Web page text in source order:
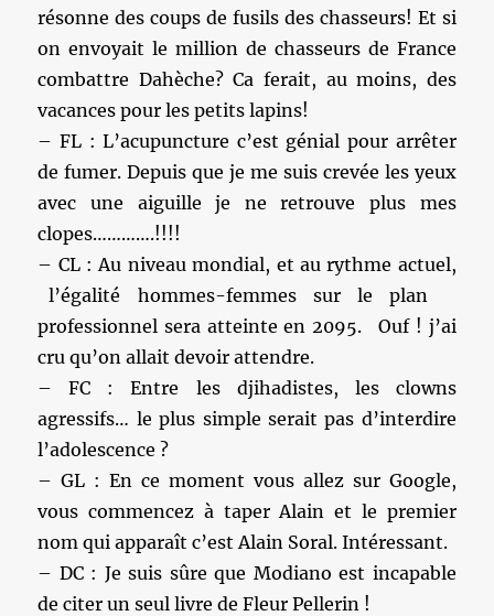
résonne des coups de fusils des chasseurs! Et si
on envoyait le million de chasseurs de France
combattre Dahèche? Ca ferait, au moins, des
vacances pour les petits lapins!
– FL : L’acupuncture c’est génial pour arrêter
de fumer. Depuis que je me suis crevée les yeux
avec une aiguille je ne retrouve plus mes
clopes………….!!!!
– CL : Au niveau mondial, et au rythme actuel,
l’égalité hommes-femmes sur le plan
professionnel sera atteinte en 2095. Ouf ! j’ai
cru qu’on allait devoir attendre.
– FC : Entre les djihadistes, les clowns
agressifs… le plus simple serait pas d’interdire
l’adolescence ?
– GL : En ce moment vous allez sur Google,
vous commencez à taper Alain et le premier
nom qui apparaît c’est Alain Soral. Intéressant.
– DC : Je suis sûre que Modiano est incapable
de citer un seul livre de Fleur Pellerin !